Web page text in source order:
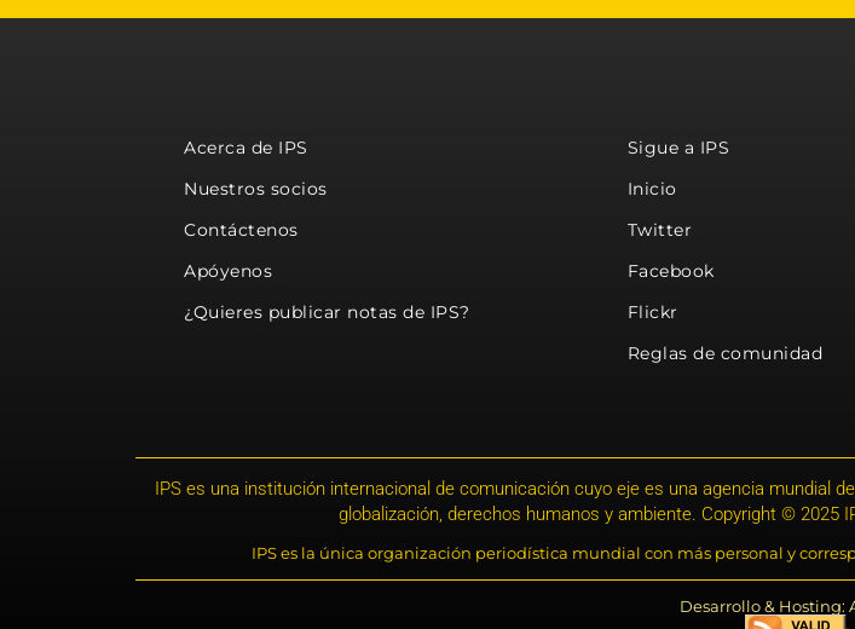
Acerca de IPS
Nuestros socios
Contáctenos
Apóyenos
¿Quieres publicar notas de IPS?
Sigue a IPS
Inicio
Twitter
Facebook
Flickr
Reglas de comunidad
IPS es una institución internacional de comunicación cuyo eje es una agencia mundial
globalización, derechos humanos y ambiente. Copyright © 2025
IPS es la única organización periodística mundial con más personal y
Desarrollo & Hosting: